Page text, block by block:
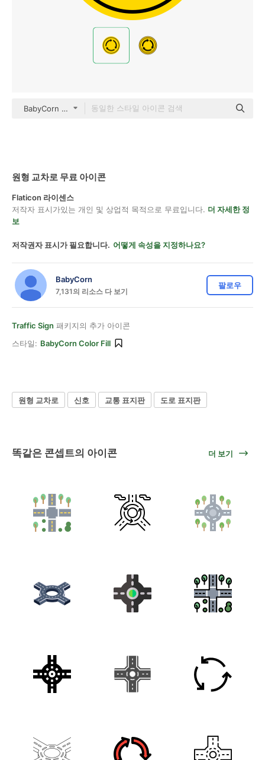
BabyCorn color fill
원형 교차로 무료 아이콘
Flaticon 라이센스
저작자 표시가있는 개인 및 상업적 목적으로 무료입니다. 더 자세한 정
보
저작권자 표시가 필요합니다. 어떻게 속성을 지정하나요?
BabyCorn
7,131의 리소스 다 보기
팔로우
Traffic Sign 패키지의 추가 아이콘
스타일: BabyCorn Color Fill
원형 교차로 신호 교통 표지판 도로 표지판
똑같은 콘셉트의 아이콘 더 보기